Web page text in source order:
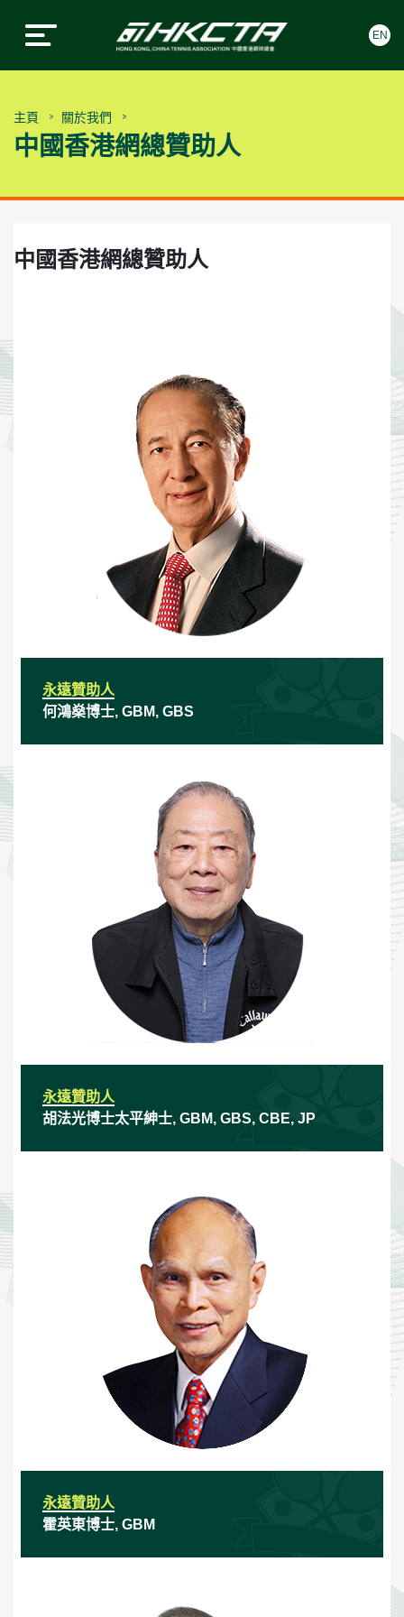
EN
主頁 關於我們
中國香港網總贊助人
中國香港網總贊助人
永遠贊助人
何鴻燊博士, GBM, GBS
永遠贊助人
胡法光博士太平紳士, GBM, GBS, CBE, JP
永遠贊助人
霍英東博士, GBM